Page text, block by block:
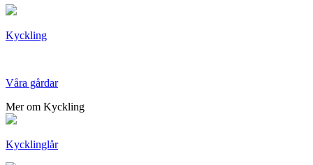
Kyckling
Våra gårdar
Mer om Kyckling
Kycklinglår